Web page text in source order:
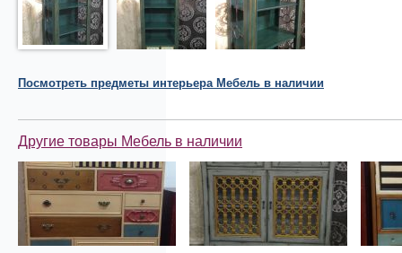
Посмотреть предметы интерьераМебель в наличии
Другие товары Мебель в наличии